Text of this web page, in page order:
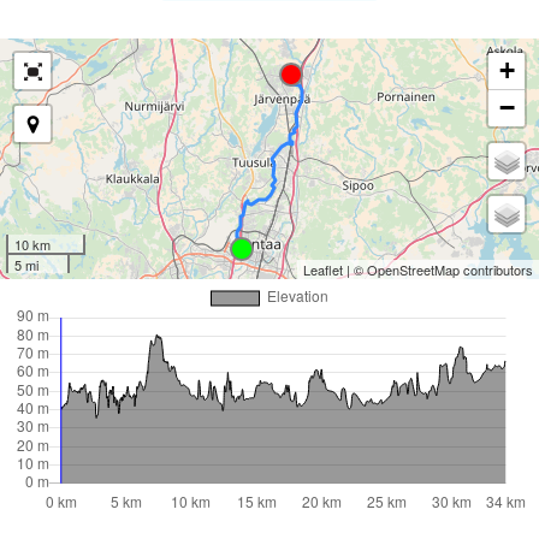
+
−
10 km
5 mi
Leaflet | ©OpenStreetMapcontributors